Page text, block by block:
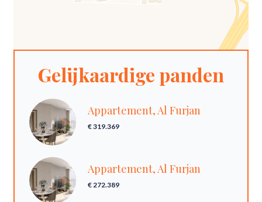
Gelijkaardige panden
Appartement, Al Furjan
€ 319.369
Appartement, Al Furjan
€ 272.389